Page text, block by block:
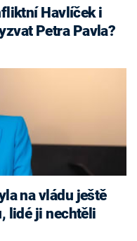
Petra Pavla?
na vládu ještě
lidé ji nechtěli